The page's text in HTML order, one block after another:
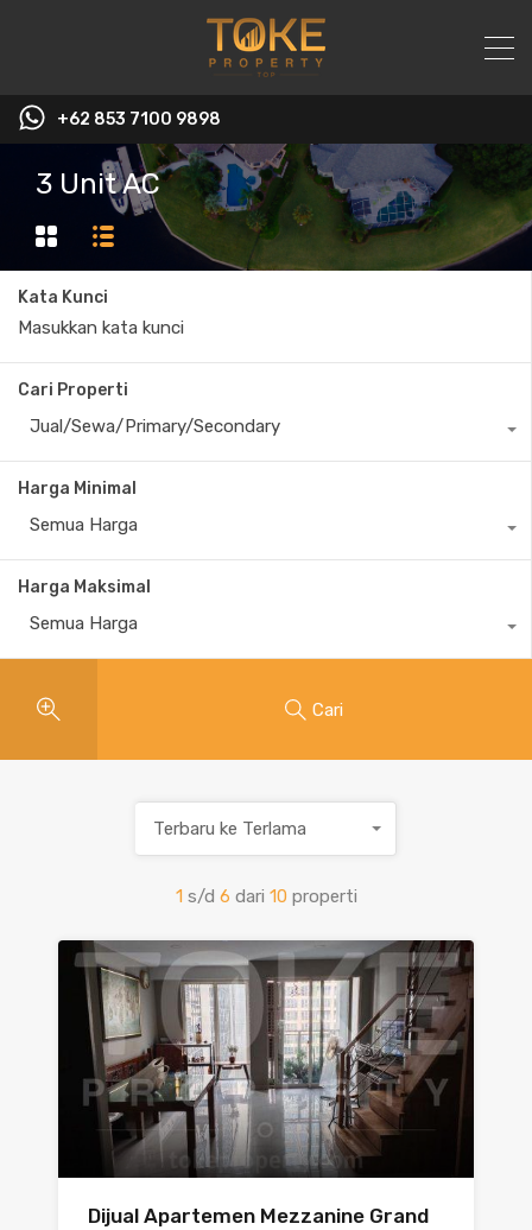
+62 853 7100 9898‬
3 Unit AC
Kata Kunci
Cari Properti
Jual/Sewa/Primary/Secondary
Harga Minimal
Semua Harga
Harga Maksimal
Semua Harga
Cari
1 s/d 6 dari 10 properti
Terbaru ke Terlama
Dijual Apartemen Mezzanine Grand